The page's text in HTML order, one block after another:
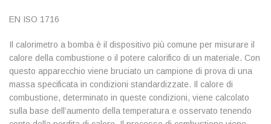
EN ISO 1716
Il calorimetro a bomba è il dispositivo più comune per misurare il
calore della combustione o il potere calorifico di un materiale. Con
questo apparecchio viene bruciato un campione di prova di una
massa specificata in condizioni standardizzate. Il calore di
combustione, determinato in queste condizioni, viene calcolato
sulla base dell’aumento della temperatura e osservato tenendo